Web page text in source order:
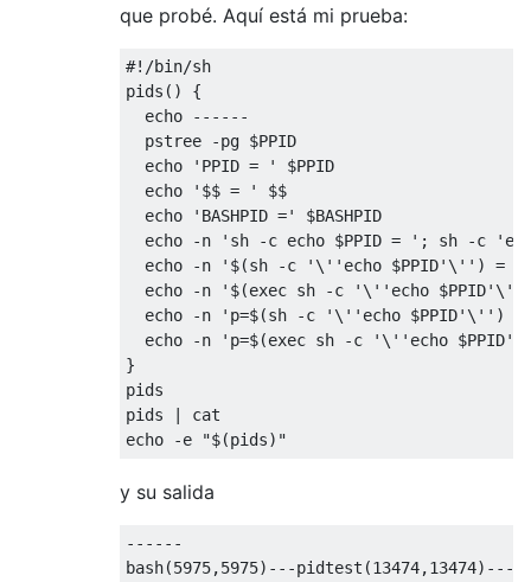
que probé. Aquí está mi prueba:
#!/bin/sh
pids ()
{
  echo
------
  pstree
-pg $PPID
  echo
'PPID = '
$PPID
  echo
'$$ = '
$$
  echo
'BASHPID ='
$BASHPID
  echo
-n 'sh -c echo $PPID = ' ; sh -c
  echo
-n '$(sh -c ' \' 'echo $PPID' \' ') = '
  echo
-n '$(exec sh -c ' \' 'echo $PPID' \'
  echo
-n 'p=$(sh -c ' \' 'echo $PPID' \' ')
  echo
-n 'p=$(exec sh -c ' \' 'echo $PPID'
}
pids
pids
cat
echo
-e "$(pids)"
y su salida
------
bash(5975,5975)---pidtest (13474,13474)---